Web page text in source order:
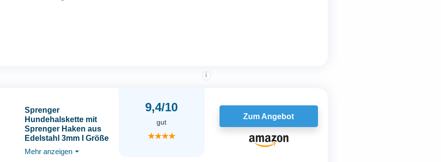
kurz- und langhaar
Sprenger
Hundehalskette mit
Sprenger Haken aus
Edelstahl 3mm I Größe
individuell einstellbar I
Halskette, 50 cm
Mehr anzeigen ⏷
9,4/10
i
gut
★★★★
Zum Angebot